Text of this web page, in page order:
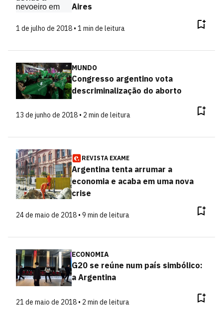
Aires
1 de julho de 2018 • 1 min de leitura
MUNDO
Congresso argentino vota
descriminalização do aborto
13 de junho de 2018 • 2 min de leitura
REVISTA EXAME
Argentina tenta arrumar a
economia e acaba em uma nova
crise
24 de maio de 2018 • 9 min de leitura
ECONOMIA
G20 se reúne num país simbólico:
a Argentina
21 de maio de 2018 • 2 min de leitura